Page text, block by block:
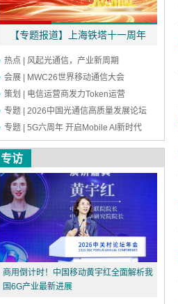
上海联通5G-A+AI赋能进博体验升级
热点 | 风起光通信，产业新周期
会展 | MWC26世界移动通信大会
策划 | 电信运营商发力Token运营
专题 | 2026中国光通信高质量发展论坛
专题 | 5G六周年 开启Mobile AI新时代
专访
商用倒计时！中国移动黄宇红全面解析我
国6G产业最新进展